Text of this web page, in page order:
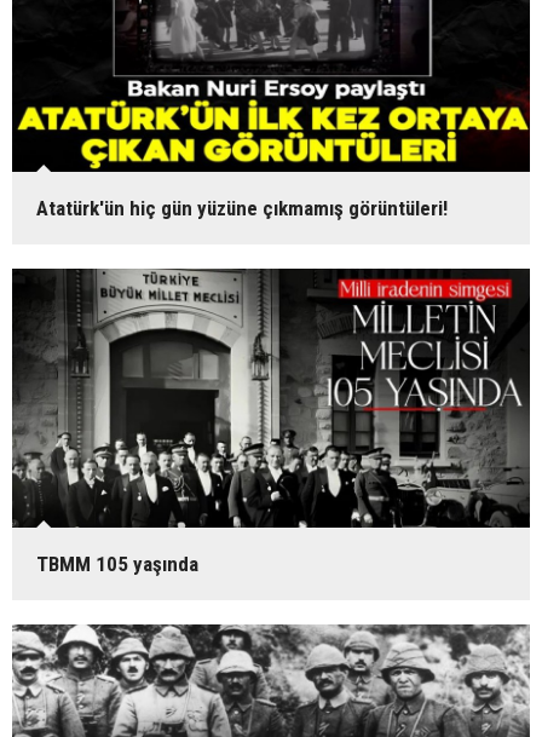
Atatürk'ün hiç gün yüzüne çıkmamış görüntüleri!
TBMM 105 yaşında